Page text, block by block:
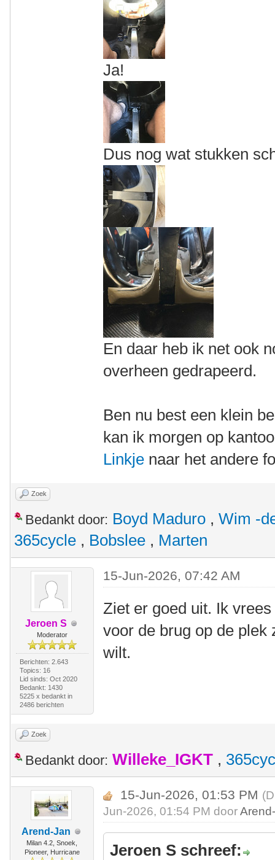
Ja!
Dus nog wat stukken
En daar heb ik net ook
overheen gedrapeerd.
Ben nu best een klein
kan ik morgen op
Linkje naar het andere
Zoek
Bedankt door: Boyd Maduro , Wim -
365cycle , Bobslee , Marten
Jeroen S
Moderator
Berichten: 2.643
Topics: 16
Lid sinds: Oct 2020
Bedankt: 1430
5225 x bedankt in
2486 berichten
15-Jun-2026, 07:42 AM
Ziet er goed uit. Ik
voor de brug op de
wilt.
Zoek
Bedankt door: Willeke_IGKT ,
Arend-Jan
Milan 4.2, Snoek,
Pioneer, Hurricane
15-Jun-2026, 01:53 PM
Jun-2026, 01:54 PM door
Jeroen S schreef: